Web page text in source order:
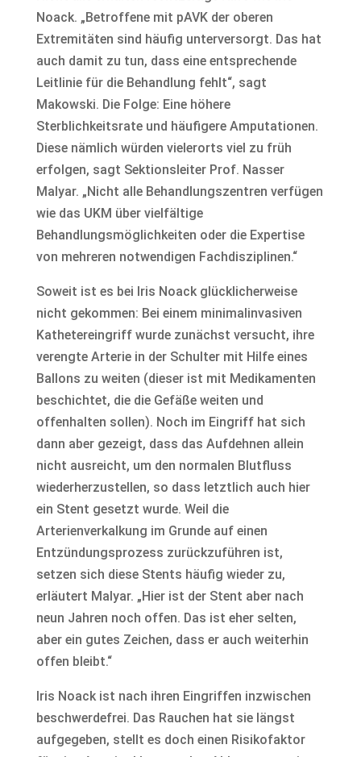
Noack. „Betroffene mit pAVK der oberen
Extremitäten sind häufig unterversorgt. Das hat
auch damit zu tun, dass eine entsprechende
Leitlinie für die Behandlung fehlt“, sagt
Makowski. Die Folge: Eine höhere
Sterblichkeitsrate und häufigere Amputationen.
Diese nämlich würden vielerorts viel zu früh
erfolgen, sagt Sektionsleiter Prof. Nasser
Malyar. „Nicht alle Behandlungszentren verfügen
wie das UKM über vielfältige
Behandlungsmöglichkeiten oder die Expertise
von mehreren notwendigen Fachdisziplinen.“
Soweit ist es bei Iris Noack glücklicherweise
nicht gekommen: Bei einem minimalinvasiven
Kathetereingriff wurde zunächst versucht, ihre
verengte Arterie in der Schulter mit Hilfe eines
Ballons zu weiten (dieser ist mit Medikamenten
beschichtet, die die Gefäße weiten und
offenhalten sollen). Noch im Eingriff hat sich
dann aber gezeigt, dass das Aufdehnen allein
nicht ausreicht, um den normalen Blutfluss
wiederherzustellen, so dass letztlich auch hier
ein Stent gesetzt wurde. Weil die
Arterienverkalkung im Grunde auf einen
Entzündungsprozess zurückzuführen ist,
setzen sich diese Stents häufig wieder zu,
erläutert Malyar. „Hier ist der Stent aber nach
neun Jahren noch offen. Das ist eher selten,
aber ein gutes Zeichen, dass er auch weiterhin
offen bleibt.“
Iris Noack ist nach ihren Eingriffen inzwischen
beschwerdefrei. Das Rauchen hat sie längst
aufgegeben, stellt es doch einen Risikofaktor